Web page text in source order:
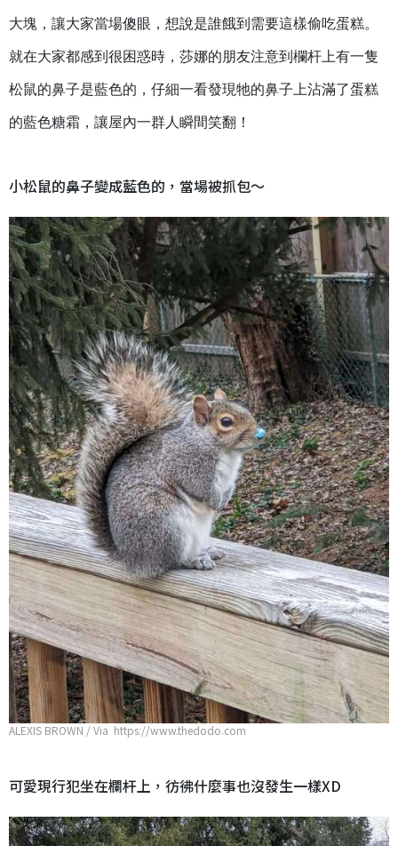
大塊，讓大家當場傻眼，想說是誰餓到需要這樣偷吃蛋糕。
就在大家都感到很困惑時，莎娜的朋友注意到欄杆上有一隻
松鼠的鼻子是藍色的，仔細一看發現牠的鼻子上沾滿了蛋糕
的藍色糖霜，讓屋內一群人瞬間笑翻！
小松鼠的鼻子變成藍色的，當場被抓包～
ALEXIS BROWN / Via https://www.thedodo.com
可愛現行犯坐在欄杆上，彷彿什麼事也沒發生一樣XD